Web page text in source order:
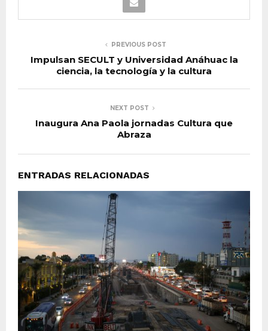
PREVIOUS POST
Impulsan SECULT y Universidad Anáhuac la
ciencia, la tecnología y la cultura
NEXT POST
Inaugura Ana Paola jornadas Cultura que
Abraza
ENTRADAS RELACIONADAS